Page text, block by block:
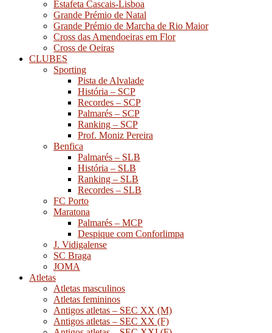
Estafeta Cascais-Lisboa
Grande Prémio de Natal
Grande Prémio de Marcha de Rio Maior
Cross das Amendoeiras em Flor
Cross de Oeiras
CLUBES
Sporting
Pista de Alvalade
História – SCP
Recordes – SCP
Palmarés – SCP
Ranking – SCP
Prof. Moniz Pereira
Benfica
Palmarés – SLB
História – SLB
Ranking – SLB
Recordes – SLB
FC Porto
Maratona
Palmarés – MCP
Despique com Conforlimpa
J. Vidigalense
SC Braga
JOMA
Atletas
Atletas masculinos
Atletas femininos
Antigos atletas – SEC XX (M)
Antigos atletas – SEC XX (F)